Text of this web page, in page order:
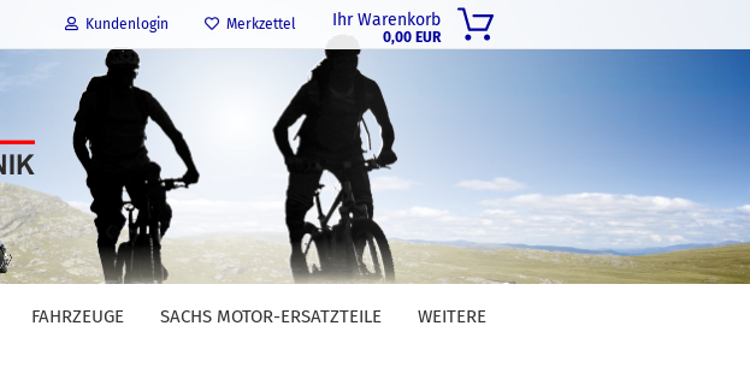
Kundenlogin Merkzettel Ihr Warenkorb
0,00 EUR
FAHRZEUGE SACHS MOTOR-ERSATZTEILE WEITERE